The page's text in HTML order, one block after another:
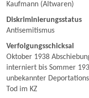
Kaufmann (Altwaren)
Diskriminierungsstatus
Antisemitismus
Verfolgungsschicksal
Oktober 1938
interniert bis Sommer
unbekannter
Tod im KZ